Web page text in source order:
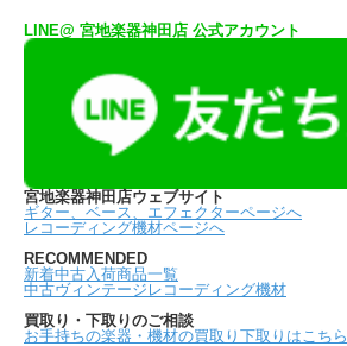
LINE@ 宮地楽器神田店 公式アカウント
宮地楽器神田店ウェブサイト
ギター、ベース、エフェクターページへ
レコーディング機材ページへ
RECOMMENDED
新着中古入荷商品一覧
中古ヴィンテージレコーディング機材
買取り・下取りのご相談
お手持ちの楽器・機材の買取り下取りはこちら